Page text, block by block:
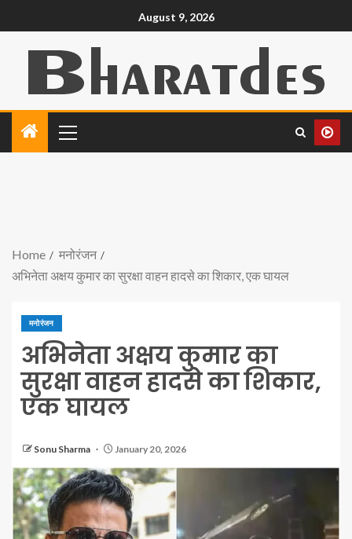
August 9, 2026
Home
मनोरंजन
अभिनेता अक्षय कुमार का सुरक्षा वाहन हादसे का शिकार, एक घायल
मनोरंजन
अभिनेता अक्षय कुमार का
सुरक्षा वाहन हादसे का शिकार,
एक घायल
Sonu Sharma January 20, 2026